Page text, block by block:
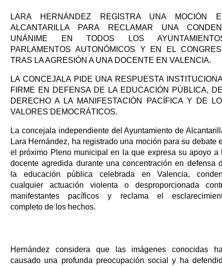
LARA HERNÁNDEZ REGISTRA UNA MOCIÓN
ALCANTARILLA PARA RECLAMAR UNA
UNÁNIME EN TODOS LOS
PARLAMENTOS AUTONÓMICOS Y EN EL
TRAS LA AGRESIÓN A UNA DOCENTE EN VALENCIA.
LA CONCEJALA PIDE UNA RESPUESTA
FIRME EN DEFENSA DE LA EDUCACIÓN PÚBLICA,
DERECHO A LA MANIFESTACIÓN PACÍFICA Y DE
VALORES DEMOCRÁTICOS.
La concejala independiente del Ayuntamiento de
Lara Hernández, ha registrado una moción para su debate
el próximo Pleno municipal en la que expresa su apoyo a
docente agredida durante una concentración en defensa
la educación pública celebrada en Valencia,
cualquier actuación violenta o desproporcionada
manifestantes pacíficos y reclama el
completo de los hechos.
Hernández considera que las imágenes conocidas
causado una profunda preocupación social y ha